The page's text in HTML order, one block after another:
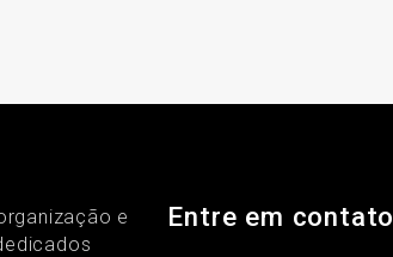
e
Entre em contato